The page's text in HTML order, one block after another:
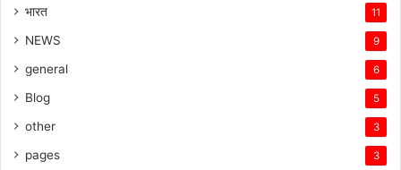
भारत 11
NEWS 9
general 6
Blog 5
other 3
pages 3